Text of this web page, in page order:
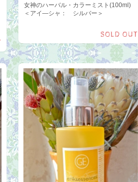
女神のハーバル・カラーミスト(100ml)
＜アイ―シャ： シルバー＞
SOLD OUT